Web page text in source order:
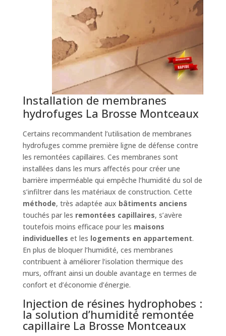
Installation de membranes
hydrofuges La Brosse Montceaux
Certains recommandent l’utilisation de membranes
hydrofuges comme première ligne de défense contre
les remontées capillaires. Ces membranes sont
installées dans les murs affectés pour créer une
barrière imperméable qui empêche l’humidité du sol de
s’infiltrer dans les matériaux de construction. Cette
méthode, très adaptée aux bâtiments anciens
touchés par les remontées capillaires, s’avère
toutefois moins efficace pour les maisons
individuelles et les logements en appartement.
En plus de bloquer l’humidité, ces membranes
contribuent à améliorer l’isolation thermique des
murs, offrant ainsi un double avantage en termes de
confort et d’économie d’énergie.
Injection de résines hydrophobes :
la solution d’humidité remontée
capillaire La Brosse Montceaux